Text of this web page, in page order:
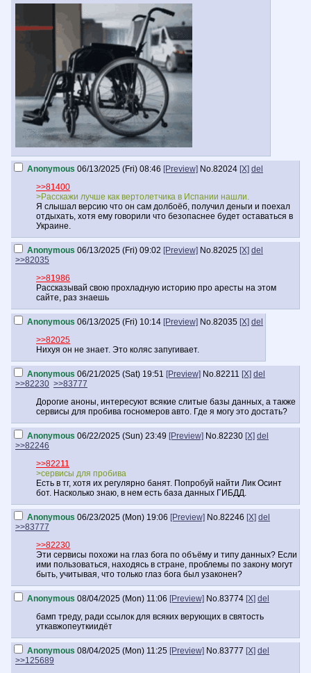
Anonymous 06/13/2025 (Fri) 08:46 [Preview] No.82024 [X] del
>>81400
>Расскажи лучше как вертолетчика в Испании нашли.
Я слышал версию что он сам долбоёб, получил деньги и поехал
отдыхать, хотя ему говорили что безопаснее будет оставаться в
Украине.
Anonymous 06/13/2025 (Fri) 09:02 [Preview] No.82025 [X] del
>>82035
>>81986
Рассказывай свою прохладную историю про аресты на этом
сайте, раз знаешь
Anonymous 06/13/2025 (Fri) 10:14 [Preview] No.82035 [X] del
>>82025
Нихуя он не знает. Это коляс запугивает.
Anonymous 06/21/2025 (Sat) 19:51 [Preview] No.82211 [X] del
>>82230 >>83777
Дорогие аноны, интересуют всякие слитые базы данных, а также
сервисы для пробива госномеров авто. Где я могу это достать?
Anonymous 06/22/2025 (Sun) 23:49 [Preview] No.82230 [X] del
>>82246
>>82211
>сервисы для пробива
Есть в тг, хотя их регулярно банят. Попробуй найти Лик Осинт
бот. Насколько знаю, в нем есть база данных ГИБДД.
Anonymous 06/23/2025 (Mon) 19:06 [Preview] No.82246 [X] del
>>83777
>>82230
Эти сервисы похожи на глаз бога по объёму и типу данных? Если
ими пользоваться, находясь в стране, проблемы по закону могут
быть, учитывая, что только глаз бога был узаконен?
Anonymous 08/04/2025 (Mon) 11:06 [Preview] No.83774 [X] del
бамп треду, ради ссылок для всяких верующих в святость
уткавжопеуткиидёт
Anonymous 08/04/2025 (Mon) 11:25 [Preview] No.83777 [X] del
>>125689